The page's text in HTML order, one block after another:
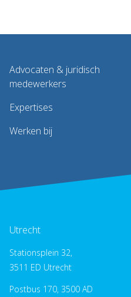
Advocaten & juridisch
medewerkers
Expertises
Werken bij
Utrecht
Stationsplein 32,
3511 ED Utrecht
Postbus 170, 3500 AD